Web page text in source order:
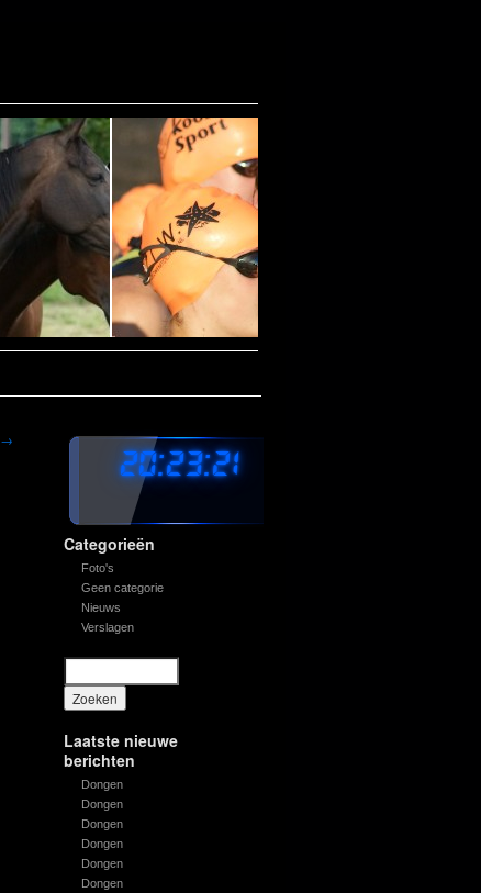
20:23:22
Categorieën
Foto's
Geen categorie
Nieuws
Verslagen
Laatste nieuwe
berichten
Dongen
Dongen
Dongen
Dongen
Dongen
Dongen
→